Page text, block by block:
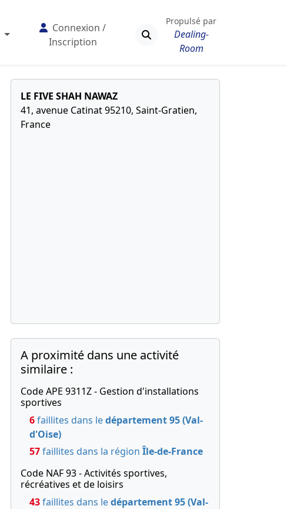
Connexion /
Inscription
Propulsé par
Dealing-
Room
LE FIVE SHAH NAWAZ
41, avenue Catinat 95210, Saint-Gratien,
France
A proximité dans une activité
similaire :
Code APE 9311Z - Gestion d'installations
sportives
6faillites dans ledépartement 95 (Val-
d'Oise)
57faillites dans la région Île-de-France
Code NAF 93 - Activités sportives,
récréatives et de loisirs
43faillites dans ledépartement 95 (Val-